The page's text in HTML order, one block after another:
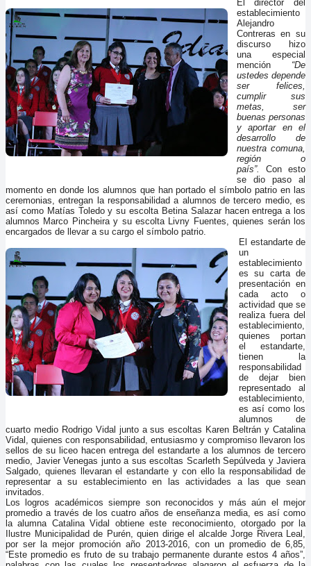
El director del
establecimiento
Alejandro
Contreras en su
discurso hizo
una especial
mención “De
ustedes depende
ser felices,
cumplir sus
metas, ser
buenas personas
y aportar en el
desarrollo de
nuestra comuna,
región o
país”. Con esto
se dio paso al
momento en donde los alumnos que han portado el símbolo patrio en las
ceremonias, entregan la responsabilidad a alumnos de tercero medio, es
así como Matías Toledo y su escolta Betina Salazar hacen entrega a los
alumnos Marco Pincheira y su escolta Livny Fuentes, quienes serán los
encargados de llevar a su cargo el símbolo patrio.
El estandarte de
un
establecimiento
es su carta de
presentación en
cada acto o
actividad que se
realiza fuera del
establecimiento,
quienes portan
el estandarte,
tienen la
responsabilidad
de dejar bien
representado al
establecimiento,
es así como los
alumnos de
cuarto medio Rodrigo Vidal junto a sus escoltas Karen Beltrán y Catalina
Vidal, quienes con responsabilidad, entusiasmo y compromiso llevaron los
sellos de su liceo hacen entrega del estandarte a los alumnos de tercero
medio, Javier Venegas junto a sus escoltas Scarleth Sepúlveda y Javiera
Salgado, quienes llevaran el estandarte y con ello la responsabilidad de
representar a su establecimiento en las actividades a las que sean
invitados.
Los logros académicos siempre son reconocidos y más aún el mejor
promedio a través de los cuatro años de enseñanza media, es así como
la alumna Catalina Vidal obtiene este reconocimiento, otorgado por la
Ilustre Municipalidad de Purén, quien dirige el alcalde Jorge Rivera Leal,
por ser la mejor promoción año 2013-2016, con un promedio de 6,85,
“Este promedio es fruto de su trabajo permanente durante estos 4 años”,